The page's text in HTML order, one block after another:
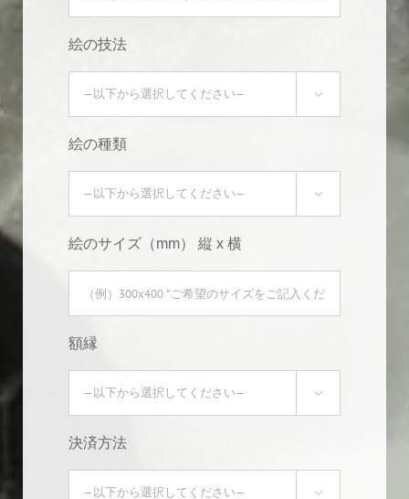
絵の技法

絵の種類

絵のサイズ（mm） 縦 x 横
額縁

決済方法
